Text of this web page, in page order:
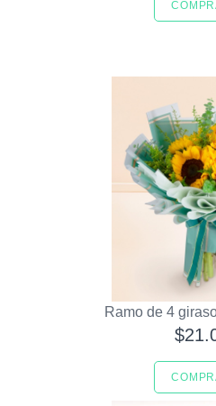
Ramo de 4